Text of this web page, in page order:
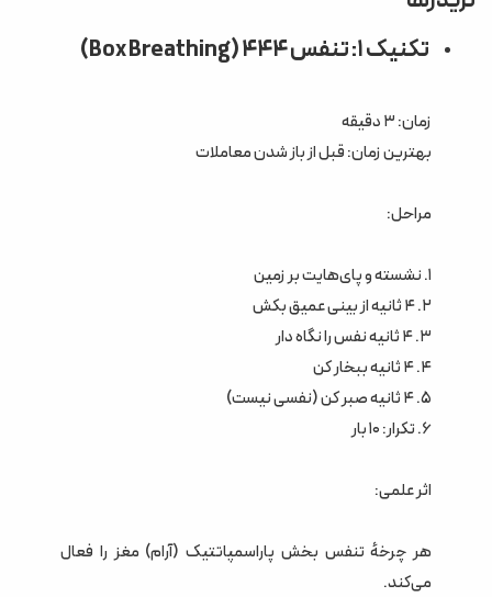
زمان: ۳ دقیقه
بهترین زمان: قبل از باز شدن معاملات
مراحل:
۱. نشسته و پای‌هایت بر زمین
۲. ۴ ثانیه از بینی عمیق بکش
۳. ۴ ثانیه نفس را نگاه دار
۴. ۴ ثانیه ببخار کن
۵. ۴ ثانیه صبر کن (نفسی نیست)
۶. تکرار: ۱۰ بار
اثر علمی:
هر چرخهٔ تنفس بخش پاراسمپاتتیک (آرام) مغز را فعال
می‌کند.